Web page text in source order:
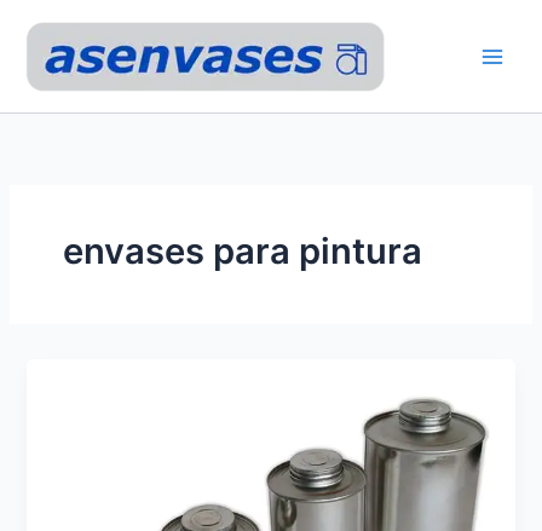
contenido
envases para pintura